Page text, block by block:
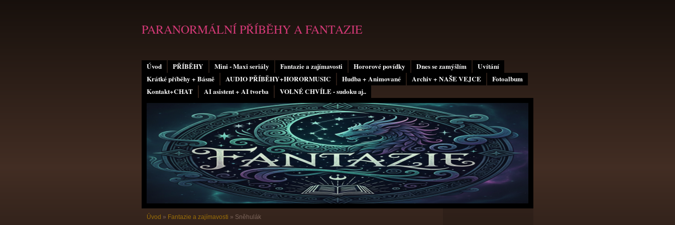
Úvod PŘÍBĚHY Mini - Maxi seriály Fantazie a zajímavosti Hororové povídky Dnes se zamýšlím
Uvítání
Krátké příběhy + Básně
AUDIO PŘÍBĚHY+HORORMUSIC Hudba + Animované Archiv + NAŠE VEJCE
Fotoalbum
Kontakt+CHAT
AI asistent + AI tvorba VOLNÉ CHVÍLE - sudoku aj..
PARANORMÁLNÍ PŘÍBĚHY A FANTAZIE
Úvod » Fantazie a zajímavosti » Sněhulák